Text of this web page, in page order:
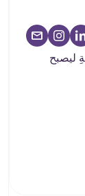
ليصبح